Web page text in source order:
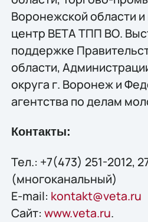
Воронежской области
центр ВЕТА ТПП ВО.
поддержке
области,
округа г. Воронеж и
агентства по делам
Контакты:
Тел.: +7(473) 251-2012,
(многоканальный)
E-mail: kontakt@veta.ru
Сайт: www.veta.ru.